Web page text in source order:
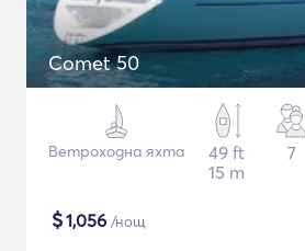
Comet 50
Ветроходна яхта
49 ft
15 m
7
$1,056 /нощ